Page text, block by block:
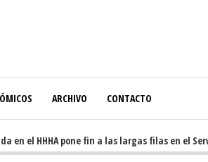
ARCHIVO CONTACTO
el HHHA pone fin a las largas filas en el